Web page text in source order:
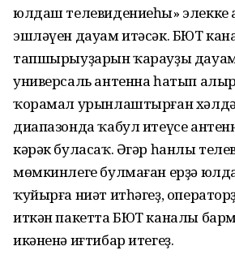
юлдаш телевидениеһы»
эшләүен дауам итәсәк. БЮТ
тапшырыуҙарын ҡарауҙы
универсаль антенна һатып
ҡорамал урынлаштырған
диапазонда ҡабул итеүсе
кәрәк буласаҡ. Әгәр һанлы
мөмкинлеге булмаған ерҙә
ҡуйырға ниәт итһәгеҙ,
иткән пакетта БЮТ каналы
икәненә иғтибар итегеҙ.